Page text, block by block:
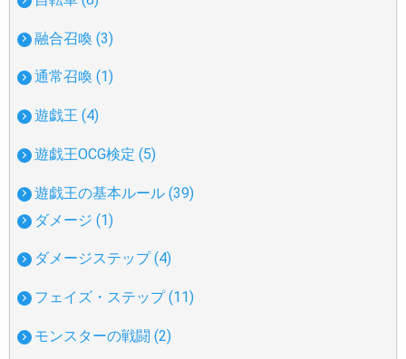
融合召喚 (3)
通常召喚 (1)
遊戯王 (4)
遊戯王OCG検定 (5)
遊戯王の基本ルール (39)
ダメージ (1)
ダメージステップ (4)
フェイズ・ステップ (11)
モンスターの戦闘 (2)